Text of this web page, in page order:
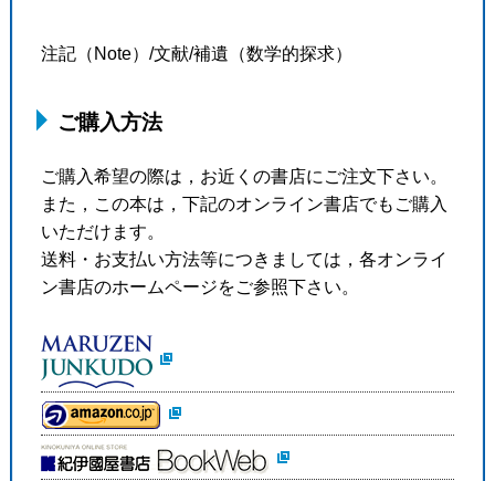
注記（Note）/文献/補遺（数学的探求）
ご購入方法
ご購入希望の際は，お近くの書店にご注文下さい。
また，この本は，下記のオンライン書店でもご購入
いただけます。
送料・お支払い方法等につきましては，各オンライ
ン書店のホームページをご参照下さい。